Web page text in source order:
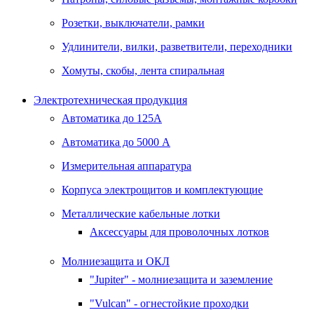
Розетки, выключатели, рамки
Удлинители, вилки, разветвители, переходники
Хомуты, скобы, лента спиральная
Электротехническая продукция
Автоматика до 125А
Автоматика до 5000 А
Измерительная аппаратура
Корпуса электрощитов и комплектующие
Металлические кабельные лотки
Аксессуары для проволочных лотков
Молниезащита и ОКЛ
"Jupiter" - молниезащита и заземление
"Vulcan" - огнестойкие проходки